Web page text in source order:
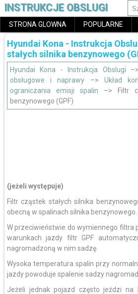
INSTRUKCJE OBSLUGI
STRONA GLOWNA POPULARNE
Hyundai Kona - Instrukcja
stałych silnika benzynowego
Hyundai Kona - Instrukcja Obslugi
obsługowe i naprawy –>Układ
ograniczania emisji spalin –> Filtr
benzynowego (GPF)
(jeżeli występuje)
Filtr cząstek stałych silnika
obecną w spalinach silnika benzynowego.
W przeciwieństwie do wymiennego filtra
warunkach jazdy filtr GPF
nagromadzoną w nim sadzę.
Wysoka temperatura spalin przy
jazdy powoduje spalenie sadzy
Jeżeli jednak pojazd często jeździ na